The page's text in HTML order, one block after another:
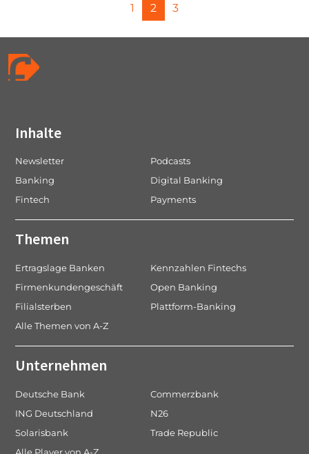
g
e
n
g
o
n
P
g
1
C
u
r
g
2
P
g
3
Inhalte
Newsletter
Podcasts
Banking
Digital Banking
Fintech
Payments
Themen
Ertragslage Banken
Kennzahlen Fintechs
Firmenkundengeschäft
Open Banking
Filialsterben
Plattform-Banking
Alle Themen von A-Z
Unternehmen
Deutsche Bank
Commerzbank
ING Deutschland
N26
Solarisbank
Trade Republic